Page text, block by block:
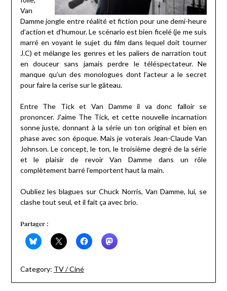
Van
Damme jongle entre réalité et fiction pour une demi-heure
d’action et d’humour. Le scénario est bien ficelé (je me suis
marré en voyant le sujet du film dans lequel doit tourner
J.C) et mélange les genres et les paliers de narration tout
en douceur sans jamais perdre le téléspectateur. Ne
manque qu’un des monologues dont l’acteur a le secret
pour faire la cerise sur le gâteau.
Entre The Tick et Van Damme il va donc falloir se
prononcer. J’aime The Tick, et cette nouvelle incarnation
sonne juste, donnant à la série un ton original et bien en
phase avec son époque. Mais je voterais Jean-Claude Van
Johnson. Le concept, le ton, le troisième degré de la série
et le plaisir de revoir Van Damme dans un rôle
complètement barré l’emportent haut la main.
Oubliez les blagues sur Chuck Norris, Van Damme, lui, se
clashe tout seul, et il fait ça avec brio.
Partager :
Category: TV / Ciné